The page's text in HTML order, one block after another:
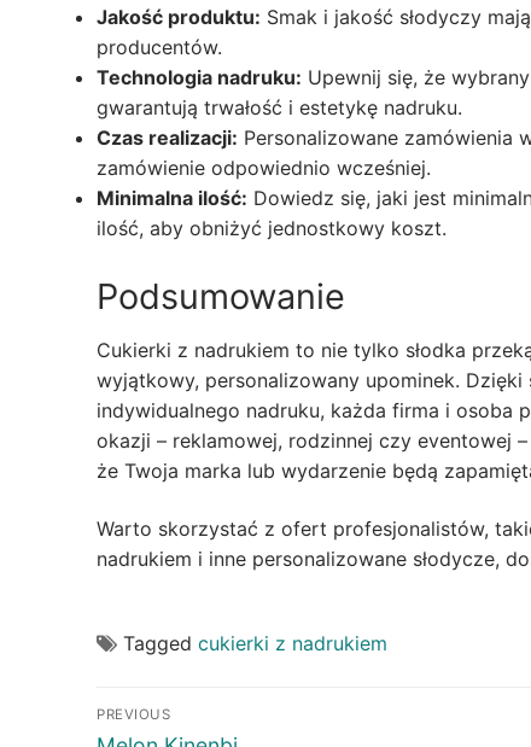
Jakość produktu: Smak i jakość słodyczy
producentów.
Technologia nadruku: Upewnij się, że
gwarantują trwałość i estetykę nadruku.
Czas realizacji: Personalizowane zamówienia
zamówienie odpowiednio wcześniej.
Minimalna ilość: Dowiedz się, jaki jest
ilość, aby obniżyć jednostkowy koszt.
Podsumowanie
Cukierki z nadrukiem to nie tylko słodka
wyjątkowy, personalizowany upominek.
indywidualnego nadruku, każda firma i osoba
okazji – reklamowej, rodzinnej czy eventowej
że Twoja marka lub wydarzenie będą
Warto skorzystać z ofert profesjonalistów,
nadrukiem i inne personalizowane słodycze,
Tagged cukierki z nadrukiem
Post
PREVIOUS
Previous